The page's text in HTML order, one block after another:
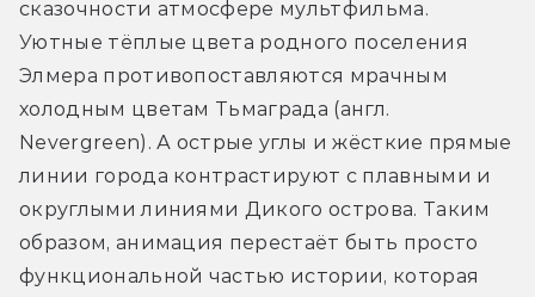
сказочности атмосфере мультфильма.
Уютные тёплые цвета родного поселения
Элмера противопоставляются мрачным
холодным цветам Тьмаграда (англ.
Nevergreen). А острые углы и жёсткие прямые
линии города контрастируют с плавными и
округлыми линиями Дикого острова. Таким
образом, анимация перестаёт быть просто
функциональной частью истории, которая